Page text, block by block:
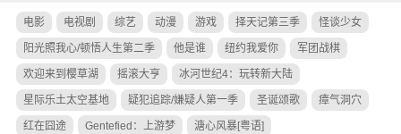
电影 电视剧 综艺 动漫 游戏 择天记第三季 怪谈少女
阳光照我心/顿悟人生第二季 他是谁 纽约我爱你 军团战棋
欢迎来到樱草湖 摇滚大亨 冰河世纪4：玩转新大陆
星际乐土太空基地 疑犯追踪/嫌疑人第一季 圣诞颂歌 瘴气洞穴
红在囧途 Gentefied：上游梦 溏心风暴[粤语]